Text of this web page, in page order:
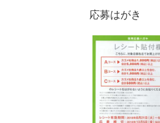
応募はがき